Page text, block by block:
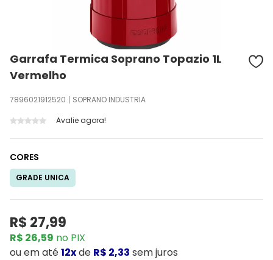
Garrafa Termica Soprano Topazio 1L
Vermelho
7896021912520
SOPRANO INDUSTRIA
Avalie agora!
R$ 27,99
R$ 26,59 no PIX
ouem até12xde R$ 2,33 sem juros
CORES
GRADE UNICA